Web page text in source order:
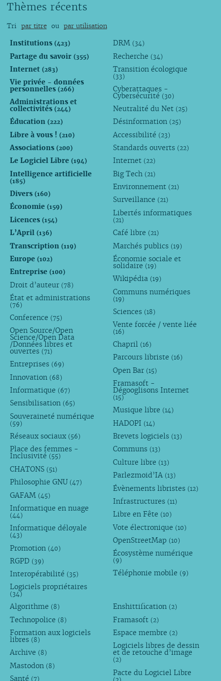
Thèmes récents
Tri par titre ou par utilisation
Institutions (423)
Partage du savoir (355)
Internet (283)
Vie privée - données
personnelles (266)
Administrations et
collectivités (244)
Éducation (222)
Libre à vous ! (210)
Associations (200)
Le Logiciel Libre (194)
Intelligence artificielle
(185)
Divers (160)
Économie (159)
Licences (154)
L’April (136)
Transcription (119)
Europe (102)
Entreprise (100)
Droit d’auteur (78)
État et administrations
(76)
Conference (75)
Open Source/Open
Science/Open Data
/Données libres et
ouvertes (71)
Entreprises (69)
Innovation (68)
Informatique (67)
Sensibilisation (65)
Souveraineté numérique
(59)
Réseaux sociaux (56)
Place des femmes -
Inclusivité (55)
CHATONS (51)
Philosophie GNU (47)
GAFAM (45)
Informatique en nuage
(44)
Informatique déloyale
(43)
Promotion (40)
RGPD (39)
Interopérabilité (35)
Logiciels propriétaires
(34)
DRM (34)
Recherche (34)
Transition écologique
(33)
Cyberattaques -
Cybersécurité (30)
Neutralité du Net (25)
Désinformation (25)
Accessibilité (23)
Standards ouverts (22)
Internet (22)
Big Tech (21)
Environnement (21)
Surveillance (21)
Libertés informatiques
(21)
Café libre (21)
Marchés publics (19)
Économie sociale et
solidaire (19)
Wikipédia (19)
Communs numériques
(19)
Sciences (18)
Vente forcée / vente liée
(16)
Chapril (16)
Parcours libriste (16)
Open Bar (15)
Framasoft -
Dégooglisons Internet
(15)
Musique libre (14)
HADOPI (14)
Brevets logiciels (13)
Communs (13)
Culture libre (13)
Parlezmoid’IA (13)
Évènements libristes (12)
Infrastructures (11)
Libre en Fête (10)
Vote électronique (10)
OpenStreetMap (10)
Écosystème numérique
(9)
Téléphonie mobile (9)
Algorithme (8)
Technopolice (8)
Formation aux logiciels
libres (8)
Archive (8)
Mastodon (8)
Santé (7)
Enshittification (2)
Framasoft (2)
Espace membre (2)
Logiciels libres de dessin
et de retouche d’image
(2)
Pacte du Logiciel Libre